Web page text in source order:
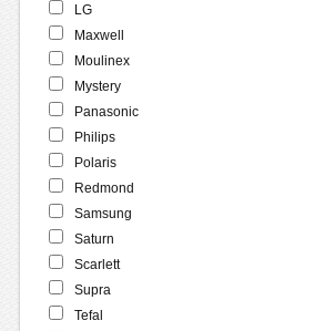
LG
Maxwell
Moulinex
Mystery
Panasonic
Philips
Polaris
Redmond
Samsung
Saturn
Scarlett
Supra
Tefal